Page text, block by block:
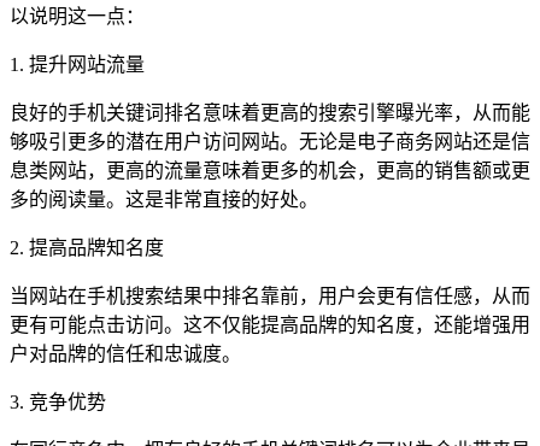
以说明这一点：
1. 提升网站流量
良好的手机关键词排名意味着更高的搜索引擎曝光率，从而能
够吸引更多的潜在用户访问网站。无论是电子商务网站还是信
息类网站，更高的流量意味着更多的机会，更高的销售额或更
多的阅读量。这是非常直接的好处。
2. 提高品牌知名度
当网站在手机搜索结果中排名靠前，用户会更有信任感，从而
更有可能点击访问。这不仅能提高品牌的知名度，还能增强用
户对品牌的信任和忠诚度。
3. 竞争优势